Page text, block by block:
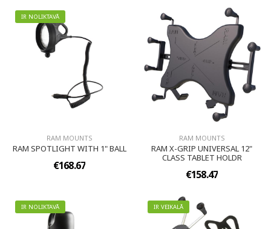
IR NOLIKTAVĀ
RAM MOUNTS
RAM SPOTLIGHT WITH 1" BALL
€168.67
RAM MOUNTS
RAM X-GRIP UNIVERSAL 12"
CLASS TABLET HOLDR
€158.47
IR NOLIKTAVĀ IR VEIKALĀ